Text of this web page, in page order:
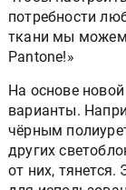
потребности
ткани мы можем
Pantone!»
На основе
варианты.
чёрным
других
от них,